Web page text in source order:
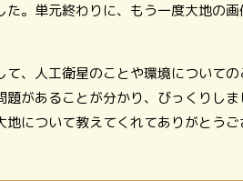
た。単元終わりに、もう一度大地の
て、人工衛星のことや環境について
題があることが分かり、びっくりし
について教えてくれてありがとうご